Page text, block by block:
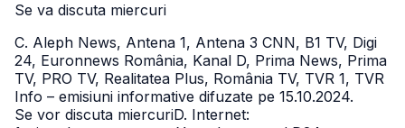
Se va discuta miercuri
C. Aleph News, Antena 1, Antena 3 CNN, B1 TV, Digi
24, Euronnews România, Kanal D, Prima News, Prima
TV, PRO TV, Realitatea Plus, România TV, TVR 1, TVR
Info – emisiuni informative difuzate pe 15.10.2024.
Se vor discuta miercuriD. Internet: